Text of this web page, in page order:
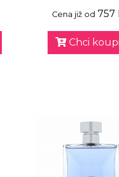
Cena již od 757
Chci